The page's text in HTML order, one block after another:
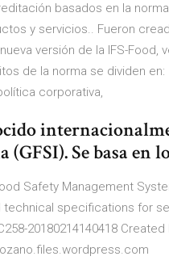
basados en la norma
y servicios.​. Fueron
versión de la IFS-Food,
de la norma se dividen en:
corporativa,
Se basa en
Safety Management
technical specifications for
20180214140418